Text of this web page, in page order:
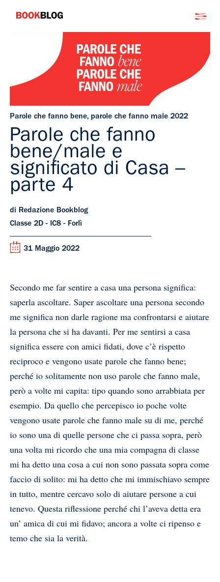
Bookblog
Parole che fanno bene, parole che fanno male 2022
Parole che fanno
bene/male e
significato di Casa –
parte 4
di Redazione Bookblog
Classe 2D - IC8 - Forlì
31 Maggio 2022
Secondo me far sentire a casa una persona significa:
saperla ascoltare. Saper ascoltare una persona secondo
me significa non darle ragione ma confrontarsi e aiutare
la persona che si ha davanti. Per me sentirsi a casa
significa essere con amici fidati, dove c’è rispetto
reciproco e vengono usate parole che fanno bene;
perché io solitamente non uso parole che fanno male,
però a volte mi capita: tipo quando sono arrabbiata per
esempio. Da quello che percepisco io poche volte
vengono usate parole che fanno male su di me, perché
io sono una di quelle persone che ci passa sopra, però
una volta mi ricordo che una mia compagna di classe
mi ha detto una cosa a cui non sono passata sopra come
faccio di solito: mi ha detto che mi immischiavo sempre
in tutto, mentre cercavo solo di aiutare persone a cui
tenevo. Questa riflessione perché chi l’aveva detta era
un’ amica di cui mi fidavo; ancora a volte ci ripenso e
temo che sia la verità.